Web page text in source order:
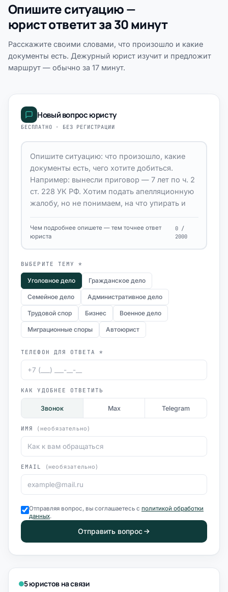
Опишите ситуацию —
юрист ответит за 30 минут
Расскажите своими словами, что произошло и какие
документы есть. Дежурный юрист изучит и предложит
маршрут — обычно за 17 минут.
Новый вопрос юристу
БЕСПЛАТНО · БЕЗ РЕГИСТРАЦИИ
Чем подробнее опишете — тем точнее ответ
юриста
0 /
2000
ВЫБЕРИТЕ ТЕМУ *
Уголовное дело Гражданское дело
Семейное дело Административное дело
Трудовой спор Бизнес Военное дело
Миграционные споры Автоюрист
ТЕЛЕФОН ДЛЯ ОТВЕТА *
КАК УДОБНЕЕ ОТВЕТИТЬ
Звонок Max Telegram
ИМЯ (необязательно)
EMAIL (необязательно)
Отправляя вопрос, вы соглашаетесь с политикой обработки
данных.
Отправить вопрос
5 юристов на связи